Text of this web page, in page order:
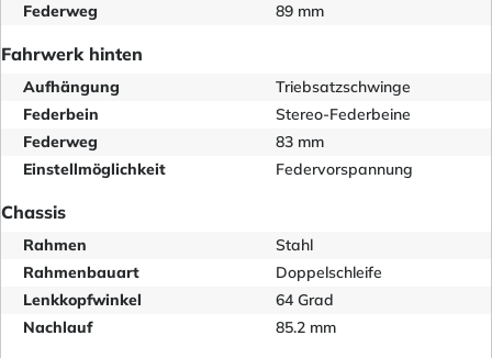
Federweg
89 mm
Fahrwerk hinten
Aufhängung
Triebsatzschwinge
Federbein
Stereo-Federbeine
Federweg
83 mm
Einstellmöglichkeit
Federvorspannung
Chassis
Rahmen
Stahl
Rahmenbauart
Doppelschleife
Lenkkopfwinkel
64 Grad
Nachlauf
85.2 mm